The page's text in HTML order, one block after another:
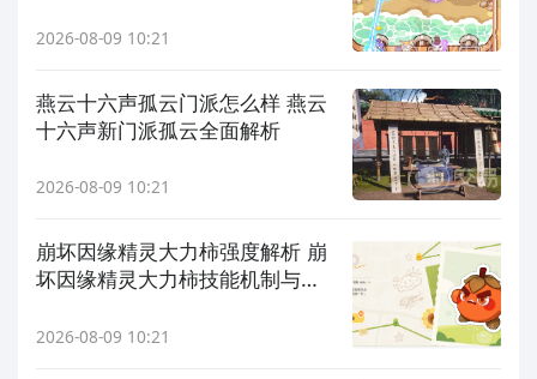
2026-08-09 10:21
燕云十六声孤云门派怎么样 燕云
十六声新门派孤云全面解析
2026-08-09 10:21
崩坏因缘精灵大力柿强度解析 崩
坏因缘精灵大力柿技能机制与实
2026-08-09 10:21